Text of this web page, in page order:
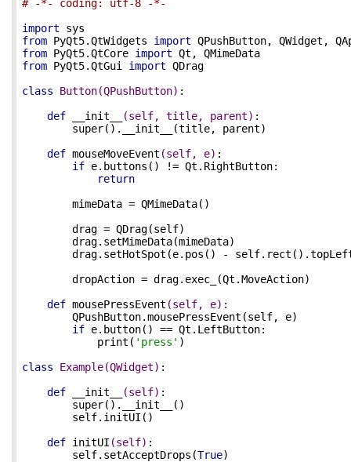
# -*- coding: utf-8 -*-
import
from PyQt5.QtWidgets import
from PyQt5.QtCore import
from PyQt5.QtGui import QDrag
class
Button(QPushButton) :
def
__init__ (self, title, parent) :
        super().__init__(title, parent)
def mouseMoveEvent (self, e) :
if e.buttons() != Qt.RightButton:
return
        mimeData = QMimeData()
        drag = QDrag(self)
        drag.setMimeData(mimeData)
drag.setHotSpot(e.pos() -
        dropAction = drag.exec_(Qt.MoveAction)
def mousePressEvent (self, e) :
        QPushButton.mousePressEvent(self, e)
if e.button() == Qt.LeftButton:
            print(
'press' )
class
Example(QWidget) :
def
__init__ (self) :
        super().__init__()
        self.initUI()
def initUI (self) :
        self.setAcceptDrops(
True)